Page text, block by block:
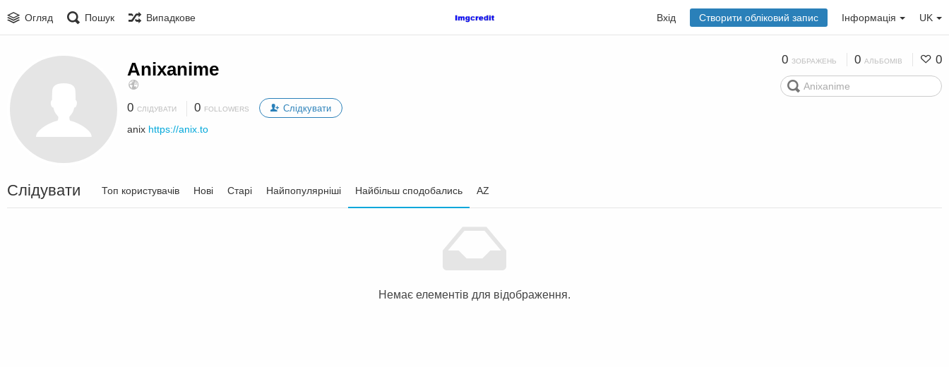
Огляд Пошук Випадкове Вхід Створити обліковий запис Інформація UK
Anixanime
0 СЛІДУВАТИ 0 FOLLOWERS Слідкувати
anix https://anix.to
0 ЗОБРАЖЕНЬ 0 АЛЬБОМІВ 0
Слідувати Топ користувачів Нові Старі Найпопулярніші Найбільш сподобались AZ
Немає елементів для відображення.